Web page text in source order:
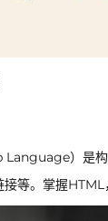
）是构
等。掌握HTML